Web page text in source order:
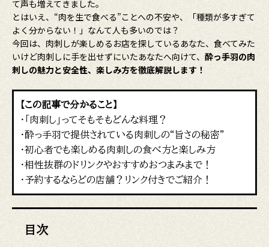
て声も増えてきました。
とはいえ、“肉を生で食べる”ことへの不安や、「種類が多すぎて
よく分からない！」なんて人も多いのでは？
今回は、肉刺しが楽しめるお店を探しているあなた、食べてみた
いけど肉刺しに手を出せずにいたあなたへ向けて、 酔っ手羽の肉
刺しの魅力と安全性、楽しみ方を徹底解説します！
【この記事で分かること】
・「肉刺し」ってそもそもどんな料理？
・酔っ手羽で提供されている肉刺しの“旨さの秘密”
・初心者でも楽しめる肉刺しの食べ方と楽しみ方
・相性抜群のドリンクやおすすめおつまみまで！
・予約するならどの店舗？リンク付きでご紹介！
目次